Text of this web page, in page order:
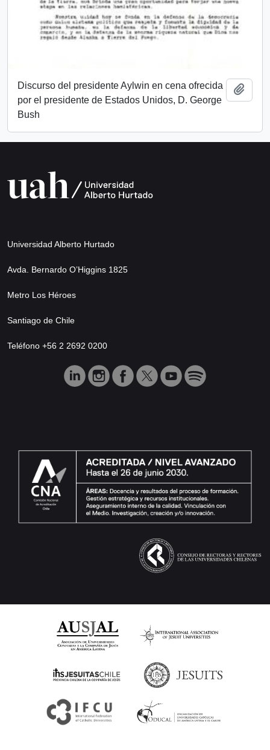
Discurso del presidente Aylwin en cena ofrecida
por el presidente de Estados Unidos, D. George
Bush
Universidad Alberto Hurtado
Avda. Bernardo O’Higgins 1825
Metro Los Héroes
Santiago de Chile
Teléfono +56 2 2692 0200